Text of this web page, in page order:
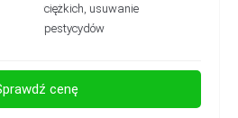
ciężkich, usuwanie
pestycydów
cenę